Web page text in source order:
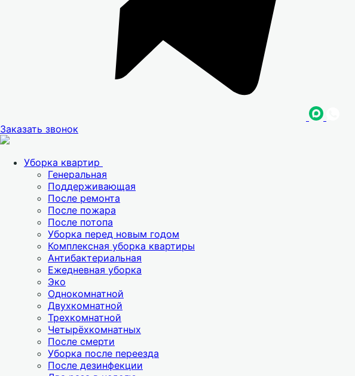
Заказать звонок
Уборка квартир
Генеральная
Поддерживающая
После ремонта
После пожара
После потопа
Уборка перед новым годом
Комплексная уборка квартиры
Антибактериальная
Ежедневная уборка
Эко
Однокомнатной
Двухкомнатной
Трехкомнатной
Четырёхкомнатных
После смерти
Уборка после переезда
После дезинфекции